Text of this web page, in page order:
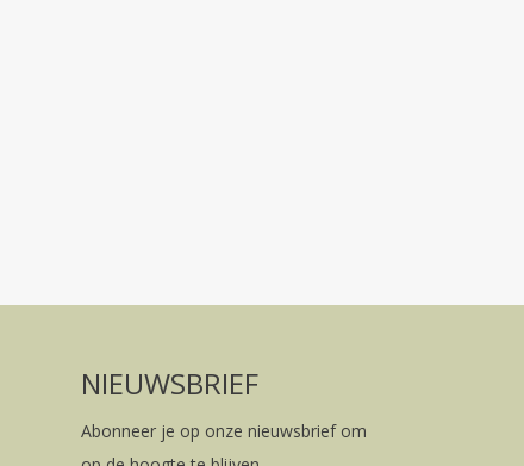
NIEUWSBRIEF
Abonneer je op onze nieuwsbrief om